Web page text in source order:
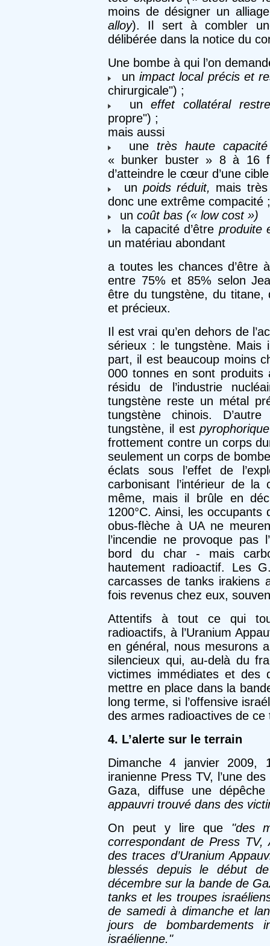
moins de désigner un
alloy). Il sert à combler
délibérée dans la notice du
Une bombe à qui l’on
un impact local précis et
chirurgicale") ;
uneffet collatéral
propre") ;
mais aussi
une très haute
« bunker buster » 8 à 16
d’atteindre le cœur d’une
un poids réduit, mais
donc une extrême compacité ;
un coût bas (« low cost »)
la capacité d’être produite
un matériau abondant
a toutes les chances d’être
entre 75% et 85% selon
être du tungstène, du titane,
et précieux.
Il est vrai qu’en dehors de
sérieux : le tungstène. Mais
part, il est beaucoup moins
000 tonnes en sont produits
résidu de l’industrie
tungstène reste un métal
tungstène chinois.
tungstène, il estpyrophorique
frottement contre un corps
seulement un corps de
éclats sous l’effet de
carbonisant l’intérieur de la
même, mais il brûle en
1200°C. Ainsi, les occupants
obus-flèche à UA ne
l’incendie ne provoque pas
bord du char - mais
hautement radioactif. Les
carcasses de tanks irakiens
fois revenus chez eux,
Attentifs à tout ce qui
radioactifs, à l’Uranium
en général, nous mesurons
silencieux qui, au-delà du
victimes immédiates et des
mettre en place dans la
long terme, si l’offensive
des armes radioactives de ce
4. L’alerte sur le terrain
Dimanche 4 janvier 2009,
iranienne Press TV, l’une
Gaza, diffuse une
appauvri trouvé dans des
On peut y lire que "des
correspondant de Press TV,
des traces d’Uranium
blessés depuis le début
décembre sur la bande de
tanks et les troupes
de samedi à dimanche et
jours de bombardements
israélienne."